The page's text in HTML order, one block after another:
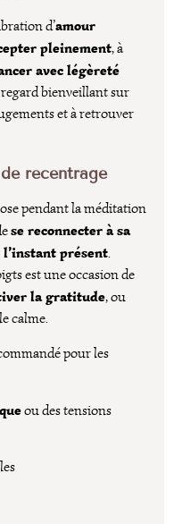
d’amour
pleinement, à
avec légèreté
bienveillant sur
et à retrouver
recentrage
pendant la méditation
se reconnecter à sa
présent.
est une occasion de
la gratitude, ou
calme.
pour les
ou des tensions